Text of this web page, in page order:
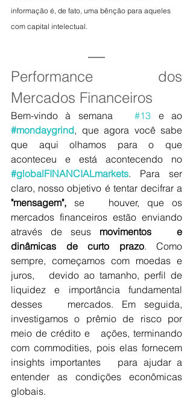
informação é, de fato, uma bênção para aqueles
com capital intelectual.
Performance dos
Mercados Financeiros
Bem-vindo à semana #13
#mondaygrind, que agora você sabe
que aqui olhamos para o que
#globalFINANCIALmarkets. Para ser
"mensagem", se   houver, que os
mercados financeiros estão enviando
através de seus movimentos   e
dinâmicas de curto prazo. Como
sempre, começamos com moedas e
juros,   devido ao tamanho, perfil de
liquidez e importância fundamental
desses   mercados. Em seguida,
investigamos o prêmio de risco por
meio de crédito e   ações, terminando
com commodities, pois elas fornecem
insights importantes   para ajudar a
entender as condições econômicas
globais.